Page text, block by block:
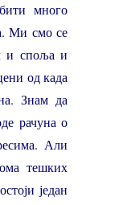
много
Ми смо се
и споља и
од када
Знам да
рачуна о
Али
тешких
један